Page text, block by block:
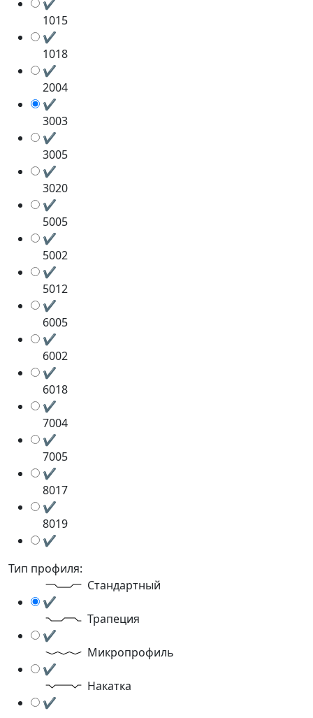
✔
1015
✔
1018
✔
2004
✔
3003
✔
3005
✔
3020
✔
5005
✔
5002
✔
5012
✔
6005
✔
6002
✔
6018
✔
7004
✔
7005
✔
8017
✔
8019
✔
Тип профиля:
Стандартный
✔
Трапеция
✔
Микропрофиль
✔
Накатка
✔